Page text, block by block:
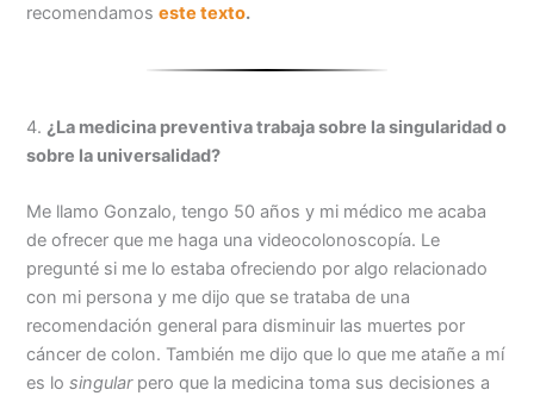
recomendamoseste texto.
4. ¿La medicina preventiva trabaja sobre la singularidad o
sobre la universalidad?
Me llamo Gonzalo, tengo 50 años y mi médico me acaba
de ofrecer que me haga una videocolonoscopía. Le
pregunté si me lo estaba ofreciendo por algo relacionado
con mi persona y me dijo que se trataba de una
recomendación general para disminuir las muertes por
cáncer de colon. También me dijo que lo que me atañe a mí
es losingularpero que la medicina toma sus decisiones a